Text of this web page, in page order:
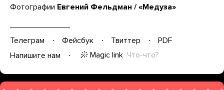
Фотографии Евгений Фельдман / «Медуза»
Телеграм Фейсбук Твиттер
PDF
Напишите нам
Magic link Что-что?